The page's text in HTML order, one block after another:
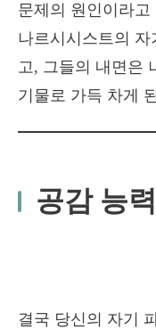
문제의 원인이라
나르시시스트의
고, 그들의 내면은
기물로 가득 차게
공감 능
결국 당신의 자기